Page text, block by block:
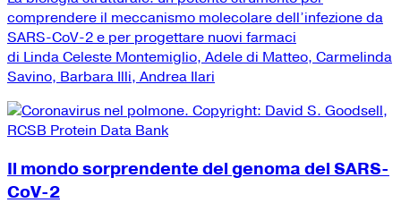
comprendere il meccanismo molecolare dell’infezione da
SARS-CoV-2 e per progettare nuovi farmaci
di Linda Celeste Montemiglio, Adele di Matteo, Carmelinda
Savino, Barbara Illi, Andrea Ilari
Il mondo sorprendente del genoma del SARS-
CoV-2